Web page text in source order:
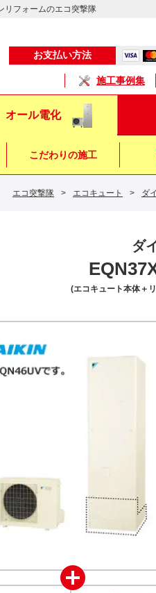
リフォームのエコ突撃隊
お支払い方法
施工事例集
オール電化
こだわりの施工
エコ突撃隊 > エコキュート > ダ
ダ
(エコキュート本体＋